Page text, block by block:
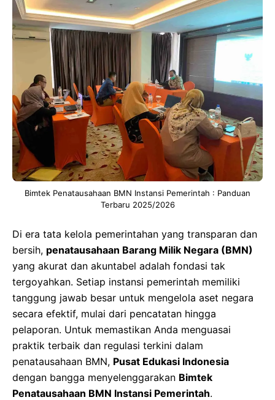
Bimtek Penatausahaan BMN Instansi Pemerintah : Panduan
Terbaru 2025/2026
Di era tata kelola pemerintahan yang transparan dan
bersih, penatausahaan Barang Milik Negara (BMN)
yang akurat dan akuntabel adalah fondasi tak
tergoyahkan. Setiap instansi pemerintah memiliki
tanggung jawab besar untuk mengelola aset negara
secara efektif, mulai dari pencatatan hingga
pelaporan. Untuk memastikan Anda menguasai
praktik terbaik dan regulasi terkini dalam
penatausahaan BMN, Pusat Edukasi Indonesia
dengan bangga menyelenggarakan Bimtek
Penatausahaan BMN Instansi Pemerintah.